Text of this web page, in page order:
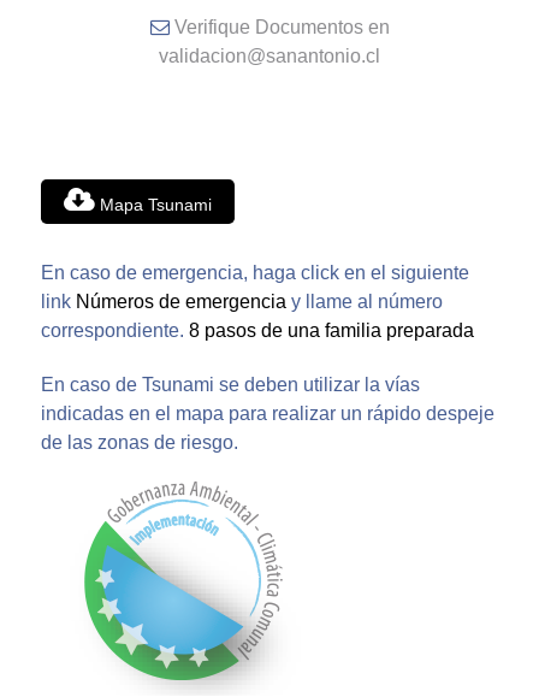
Verifique Documentos en
validacion@sanantonio.cl
Mapa Tsunami
En caso de emergencia, haga click en el siguiente
link Números de emergencia y llame al número
correspondiente. 8 pasos de una familia preparada
En caso de Tsunami se deben utilizar la vías
indicadas en el mapa para realizar un rápido despeje
de las zonas de riesgo.